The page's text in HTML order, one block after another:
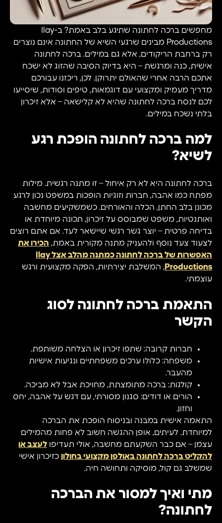
מחפשים ברכה לחתונה שתיגע בלב באמת? ב-Ilay
Productions מבינים שרגעי השיא של החתונה אינם נוצרים
רק ברחבת הריקודים, אלא גם במילים. ברכה לחתונה
אישית, כנה ומרגשת – היא בדיוק הסיבה שהזוג לא ישכח
אתכם הרבה אחרי שהאולם יתרוקן. לכן, ריכזנו עבורכם
מדריך מעמיק ומקצועי עם דוגמאות, טיפים וסודות, שיסייעו
לכם לנסח ברכה לחתונה שהיא לא קלישאה – אלא זיכרון
בלתי נשכח במילים.
למה ברכה לחתונה הופכת רגע
לשיא?
ברכה לחתונה היא לא רק איחול – זו מתנה רגשית. מילות
מפתח כמו אהבה, חברות וזוגיות הופכות במשפט נכון לרגע
מכונן בלב החתן, הכלה והאורחים. כשמשקיעים מחשבה
ואותנטיות, משפט שמבוסס על זיכרון, תכונה מיוחדת או
בדיחה פרטית – יוצר גשר רגשי שיישאר לעד. אם אתם רוצים
לצעוד צעד נוסף ולהעניק מתנה מקורית באמת, הכירו את
האפשרות של ברכה לחתונה כמתנה מהלב אצל Ilay
Productions, המשלבת יצירתיות, הפקה מקצועית ורגש
עוצמתי.
התאמת ברכה לחתונה לסוג
הקשר
חברות קרובה: שתפו זיכרון או הצלחה משותפת.
משפחה: כלולו ערכים משפחתיים ונגיעות אישיות
מהעבר.
קולגות: ברכה מתומצתת, מחויכת אבל לא מביכה.
הורים או דודים: סגנון מסורתי, עם דגש על אהבה, יחס
וחזון.
התאמה אישית במבנה ובניסוח הופכת את הברכה
למיוחדת. לעיתים, אופן ההגשה חשוב לא פחות מהמילים
עצמן – אם כבר השקעתם מחשבה, אולי תעדיפו לעצב או
להקליט ברכה לחתונה באולפן מקצועי בחולון כזיכרון אישי
שמשלב גם קול, מוסיקה ותחושה חיה.
מתי ואיך למסור את הברכה
לחתונה?